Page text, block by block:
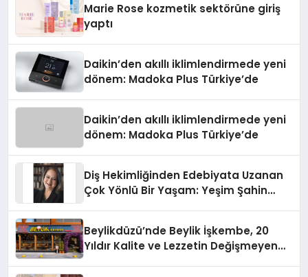
Marie Rose kozmetik sektörüne giriş
yaptı
Daikin’den akıllı iklimlendirmede yeni
dönem: Madoka Plus Türkiye’de
Daikin’den akıllı iklimlendirmede yeni
dönem: Madoka Plus Türkiye’de
Diş Hekimliğinden Edebiyata Uzanan
Çok Yönlü Bir Yaşam: Yeşim Şahin
Beylikdüzü’nde Beylik İşkembe, 20
Yıldır Kalite ve Lezzetin Değişmeyen